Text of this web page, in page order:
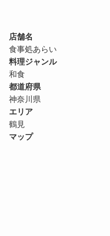
店舗名
食事処あらい
料理ジャンル
和食
都道府県
神奈川県
エリア
鶴見
マップ